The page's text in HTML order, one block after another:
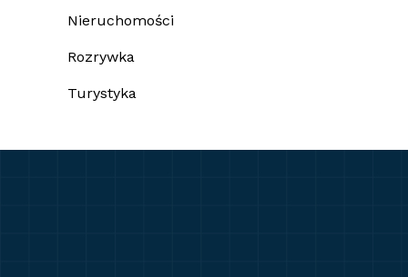
Nieruchomości
Rozrywka
Turystyka